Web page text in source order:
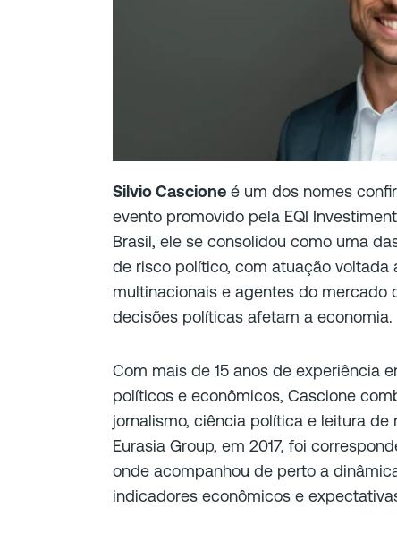
Silvio Cascione é um dos nomes
evento promovido pela EQI
Brasil, ele se consolidou como uma
de risco político, com atuação voltada
multinacionais e agentes do mercado
decisões políticas afetam a economia.
Com mais de 15 anos de experiência
políticos e econômicos, Cascione
jornalismo, ciência política e leitura
Eurasia Group, em 2017, foi
onde acompanhou de perto a
indicadores econômicos e